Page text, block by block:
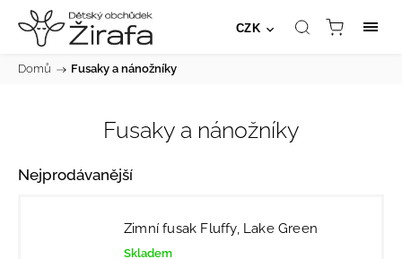
CZK
Domů / Fusaky a nánožníky
Fusaky a nánožníky
Nejprodávanější
Zimní fusak Fluffy, Lake Green
Skladem